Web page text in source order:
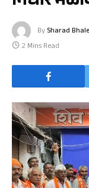
By Sharad
2 Mins Read